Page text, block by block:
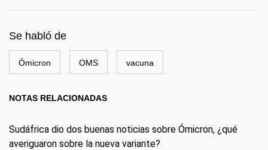
Se habló de
Ómicron OMS vacuna
NOTAS RELACIONADAS
Sudáfrica dio dos buenas noticias sobre Ómicron, ¿qué
averiguaron sobre la nueva variante?